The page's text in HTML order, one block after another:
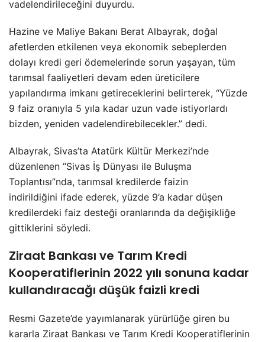
vadelendirileceğini duyurdu.
Hazine ve Maliye Bakanı Berat Albayrak, doğal
afetlerden etkilenen veya ekonomik sebeplerden
dolayı kredi geri ödemelerinde sorun yaşayan, tüm
tarımsal faaliyetleri devam eden üreticilere
yapılandırma imkanı getireceklerini belirterek, “Yüzde
9 faiz oranıyla 5 yıla kadar uzun vade istiyorlardı
bizden, yeniden vadelendirebilecekler.” dedi.
Albayrak, Sivas’ta Atatürk Kültür Merkezi’nde
düzenlenen “Sivas İş Dünyası ile Buluşma
Toplantısı”nda, tarımsal kredilerde faizin
indirildiğini ifade ederek, yüzde 9’a kadar düşen
kredilerdeki faiz desteği oranlarında da değişikliğe
gittiklerini söyledi.
Ziraat Bankası ve Tarım Kredi
Kooperatiflerinin 2022 yılı sonuna kadar
kullandıracağı düşük faizli kredi
Resmi Gazete’de yayımlanarak yürürlüğe giren bu
kararla Ziraat Bankası ve Tarım Kredi Kooperatiflerinin